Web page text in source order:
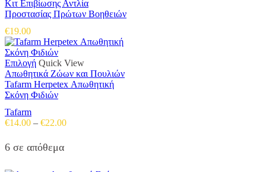
Κιτ Επιβίωσης Αντλία
Προστασίας Πρώτων Βοηθειών
€19.00
Επιλογή Αυτό
το
προϊόν
έχει
Οι
μπορούν
Quick View
Απωθητικά Ζώων και Πουλιών
Tafarm Herpetex Απωθητική
Σκόνη Φιδιών
Tafarm
€14.00 – €22.00Price
6 σε απόθεμα